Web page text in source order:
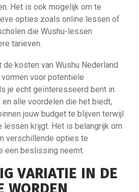
Het is ook mogelijk om te
opties zoals online lessen of
die Wushu-lessen
tarieven.
kosten van Wushu Nederland
voor potentiële
je echt geïnteresseerd bent in
alle voordelen die het biedt,
jouw budget te blijven terwijl
lessen krijgt. Het is belangrijk om
verschillende opties te
een beslissing neemt.
VARIATIE IN DE